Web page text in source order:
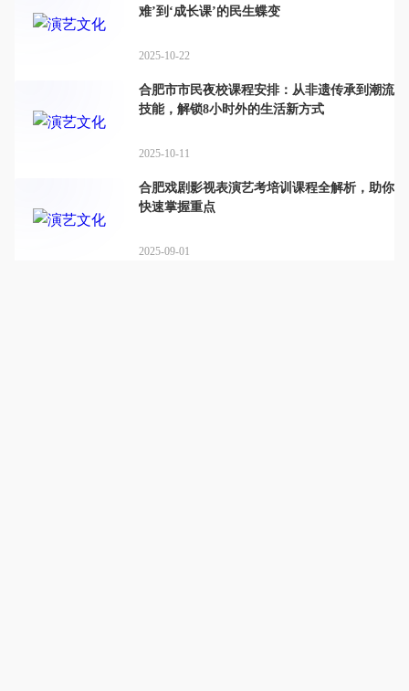
难’到‘成长课’的民生蝶变
2025-10-22
合肥市市民夜校课程安排：从非遗传承到潮流
技能，解锁8小时外的生活新方式
2025-10-11
合肥戏剧影视表演艺考培训课程全解析，助你
快速掌握重点
2025-09-01